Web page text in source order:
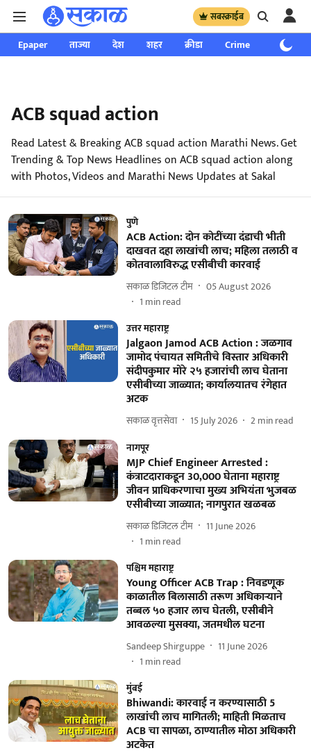
सबस्क्राईब
Epaper ताज्या देश शहर क्रीडा Crime साप्ताहिक
ACB squad action
Read Latest & Breaking ACB squad action Marathi News. Get
Trending & Top News Headlines on ACB squad action along
with Photos, Videos and Marathi News Updates at Sakal
पुणे
ACB Action: दोन कोटींच्या दंडाची भीती
दाखवत दहा लाखांची लाच; महिला तलाठी व
कोतवालाविरुद्ध एसीबीची कारवाई
सकाळ डिजिटल टीम
05 August 2026
1 min read
उत्तर महाराष्ट्र
Jalgaon Jamod ACB Action : जळगाव
जामोद पंचायत समितीचे विस्तार अधिकारी
संदीपकुमार मोरे २५ हजारांची लाच घेताना
एसीबीच्या जाळ्यात; कार्यालयातच रंगेहात
अटक
सकाळ वृत्तसेवा 15 July 2026 2min read
नागपूर
MJP Chief Engineer Arrested :
कंत्राटदाराकडून 30,000 घेताना महाराष्ट्र
जीवन प्राधिकरणाचा मुख्य अभियंता भुजबळ
एसीबीच्या जाळ्यात; नागपुरात खळबळ
सकाळ डिजिटल टीम
11 June 2026
1 min read
पश्चिम महाराष्ट्र
Young Officer ACB Trap : निवडणूक
काळातील बिलासाठी तरूण अधिकाऱ्याने
तब्बल ५० हजार लाच घेतली, एसीबीने
आवळल्या मुसक्या, जतमधील घटना
Sandeep Shirguppe
11 June 2026
1 min read
मुंबई
Bhiwandi: कारवाई न करण्यासाठी 5
लाखांची लाच मागितली; माहिती मिळताच
ACB चा सापळा, ठाण्यातील मोठा अधिकारी
अटकेत